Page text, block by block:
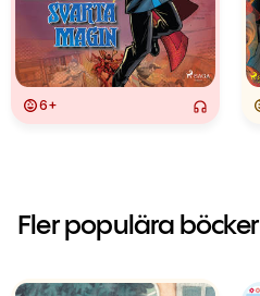
6+
Fler populära böcker